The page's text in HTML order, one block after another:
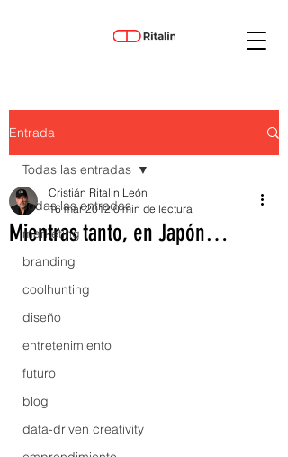
Entrada
Todas las entradas
marketing
branding
coolhunting
diseño
entretenimiento
futuro
blog
data-driven creativity
Todas las entradas
Mientras tanto, en Japón…
Cristián Ritalin León
16 mar 2012 0 min de lectura